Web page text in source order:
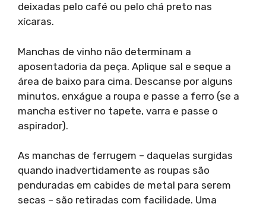
deixadas pelo café ou pelo chá preto nas
xícaras.
Manchas de vinho não determinam a
aposentadoria da peça. Aplique sal e seque a
área de baixo para cima. Descanse por alguns
minutos, enxágue a roupa e passe a ferro (se a
mancha estiver no tapete, varra e passe o
aspirador).
As manchas de ferrugem – daquelas surgidas
quando inadvertidamente as roupas são
penduradas em cabides de metal para serem
secas – são retiradas com facilidade. Uma